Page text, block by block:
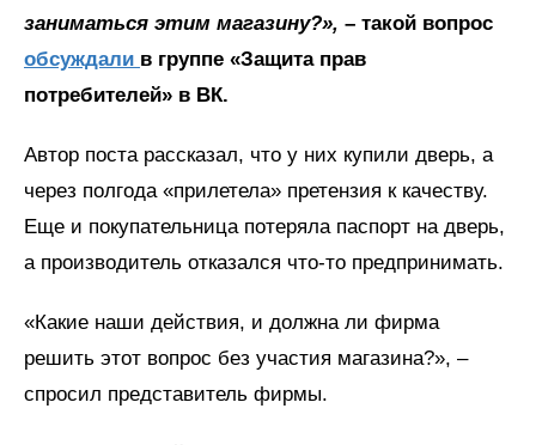
заниматься этим магазину?», – такой вопрос
обсуждали в группе «Защита прав
потребителей» в ВК.
Автор поста рассказал, что у них купили дверь, а
через полгода «прилетела» претензия к качеству.
Еще и покупательница потеряла паспорт на дверь,
а производитель отказался что-то предпринимать.
«Какие наши действия, и должна ли фирма
решить этот вопрос без участия магазина?», –
спросил представитель фирмы.